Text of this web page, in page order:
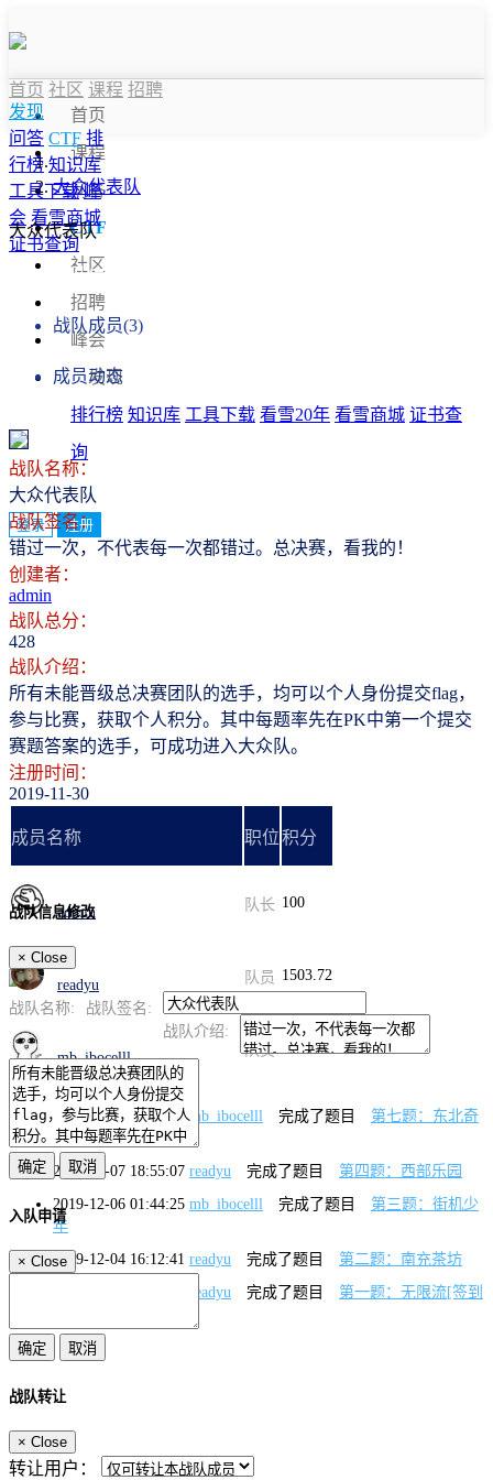
首页
课程
问答
CTF
社区
招聘
峰会
发现
排行榜 知识库 工具下载 看雪20年 看雪商城 证书查
询
登录 注册
首页 社区 课程 招聘
发现
问答 CTF 排
行榜 知识库
工具下载 峰
会 看雪商城
证书查询
大众代表队
大众代表队
战队信息
战队成员(3)
成员动态
战队名称：
大众代表队
战队签名：
错过一次，不代表每一次都错过。总决赛，看我的！
创建者：
admin
战队总分：
428
战队介绍：
所有未能晋级总决赛团队的选手，均可以个人身份提交flag，
参与比赛，获取个人积分。其中每题率先在PK中第一个提交
赛题答案的选手，可成功进入大众队。
注册时间：
2019-11-30
成员名称 职位积分
admin 队长 100
readyu 队员 1503.72
mb_ibocelll 队员 805.67
2019-12-16 19:07:26 mb_ibocelll 完成了题目
第七题：东北奇
闻
2019-12-07 18:55:07 readyu 完成了题目
第四题：西部乐园
2019-12-06 01:44:25 mb_ibocelll 完成了题目
第三题：街机少
年
2019-12-04 16:12:41 readyu 完成了题目
第二题：南充茶坊
readyu 完成了题目
第一题：无限流[签到
战队信息修改
× Close
战队名称:
战队签名:
战队介绍:
入队申请
× Close
战队转让
× Close
转让用户：